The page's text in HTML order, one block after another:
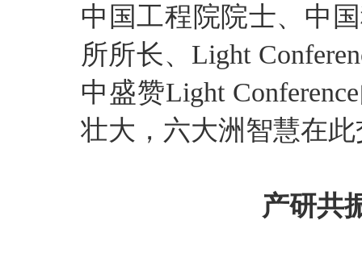
中国工程院院士、中
所所长、Light
中盛赞Light
壮大，六大洲智慧在
产研共